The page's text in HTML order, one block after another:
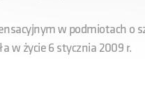
w podmiotach o
w życie 6 stycznia 2009 r.